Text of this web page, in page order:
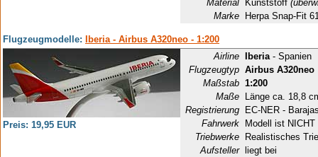
Material
Kunststoff
Marke
Herpa Snap-Fit
Flugzeugmodelle: Iberia - Airbus A320neo - 1:200
Preis: 19,95 EUR
Airline Iberia- Spanien
Flugzeugtyp Airbus A320neo
Maßstab 1:200
Maße
Länge ca. 18,8
Registrierung
EC-NER -
Fahrwerk
Modell ist
Triebwerke
Realistisches
Aufsteller
liegt bei